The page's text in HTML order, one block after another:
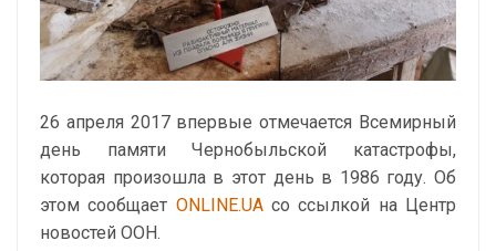
26 апреля 2017 впервые отмечается Всемирный
день памяти Чернобыльской катастрофы,
которая произошла в этот день в 1986 году. Об
этом сообщает ONLINE.UAсо ссылкой на Центр
новостей ООН.